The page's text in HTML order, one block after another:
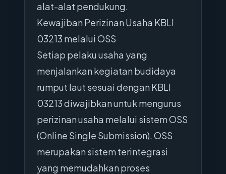
alat-alat pendukung.
Kewajiban Perizinan Usaha KBLI
03213 melalui OSS
Setiap pelaku usaha yang
menjalankan kegiatan budidaya
rumput laut sesuai dengan KBLI
03213 diwajibkan untuk mengurus
perizinan usaha melalui sistem OSS
(Online Single Submission). OSS
merupakan sistem terintegrasi
yang memudahkan proses